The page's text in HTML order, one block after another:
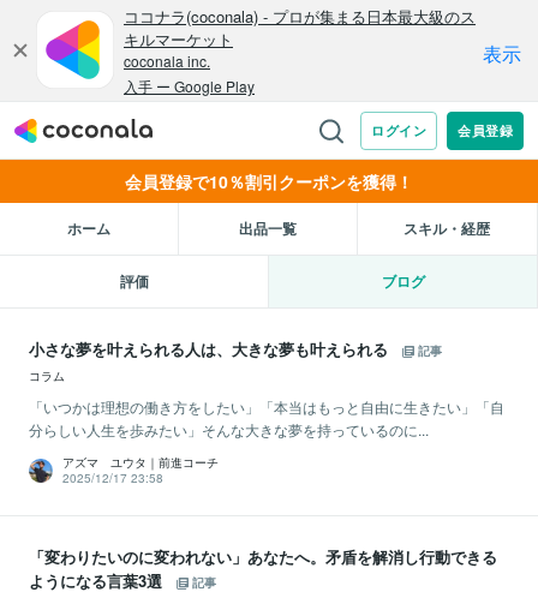
会員登録で10％割引クーポンを獲得！
ホーム 出品一覧 スキル・経歴
評価 ブログ
小さな夢を叶えられる人は、大きな夢も叶えられる
記事
コラム
「いつかは理想の働き方をしたい」「本当はもっと自由に生きたい」「自
分らしい人生を歩みたい」そんな大きな夢を持っているのに...
アズマ ユウタ｜前進コーチ
2025/12/17 23:58
「変わりたいのに変われない」あなたへ。矛盾を解消し行動できる
ようになる言葉3選
記事